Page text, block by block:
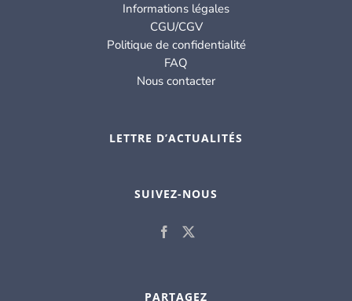
Informations légales
CGU/CGV
Politique de confidentialité
FAQ
Nous contacter
LETTRE D’ACTUALITÉS
SUIVEZ-NOUS
PARTAGEZ